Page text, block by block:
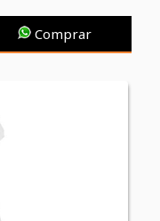
Comprar